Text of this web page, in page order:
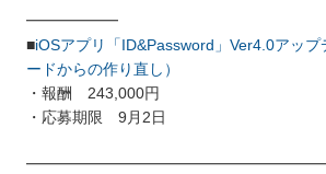
━━━━━━
■iOSアプリ「ID&Password」Ver4.0アップ
ードからの作り直し）
・報酬 243,000円
・応募期限 9月2日